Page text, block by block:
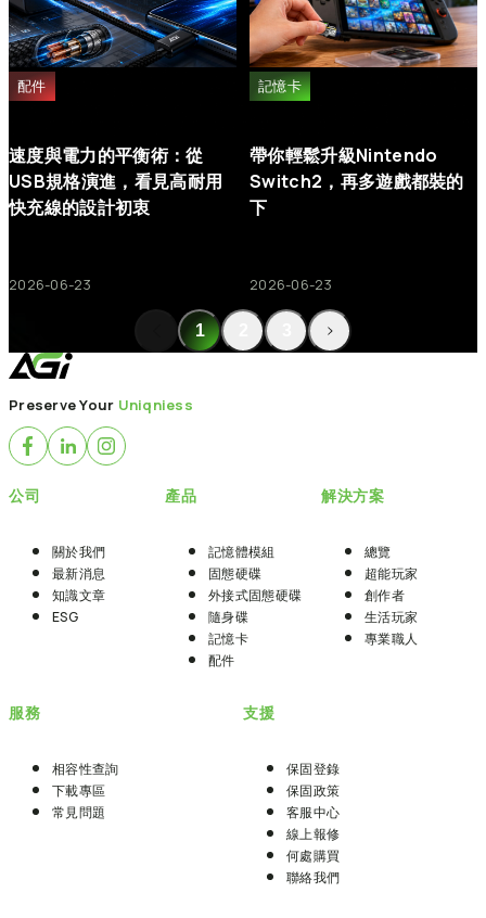
步驟 3：重新安裝記憶體，並依照主機板說明書的指示，確保其已
穩固插妥。
步驟 4：嘗試僅安裝疑似故障的單支記憶體，以釐清問題來源。
步驟 5：
若情況允許，請將該記憶體安裝至另一台電腦進行測試，
若問題依然存在，請聯絡客服並將產品寄回維修。
配件
速度與電力的平衡術：從
USB規格演進，看見高耐用
快充線的設計初衷
2026-06-23
記憶卡
帶你輕鬆升級Nintendo
Switch2，再多遊戲都裝的
下
2026-06-23
1
Preserve Your Uniqniess
公司
關於我們
最新消息
知識文章
ESG
產品
記憶體模組
固態硬碟
外接式固態硬碟
隨身碟
記憶卡
配件
解決方案
總覽
超能玩家
創作者
生活玩家
專業職人
服務
相容性查詢
下載專區
常見問題
支援
保固登錄
保固政策
客服中心
線上報修
何處購買
聯絡我們